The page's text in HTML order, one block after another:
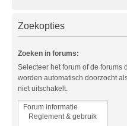
Zoekopties
Zoeken in forums:
Selecteer het forum of de forums
worden automatisch doorzocht
niet uitschakelt.